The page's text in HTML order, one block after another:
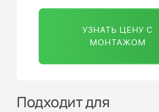
УЗНАТЬ ЦЕНУ С
МОНТАЖОМ
Подходит для